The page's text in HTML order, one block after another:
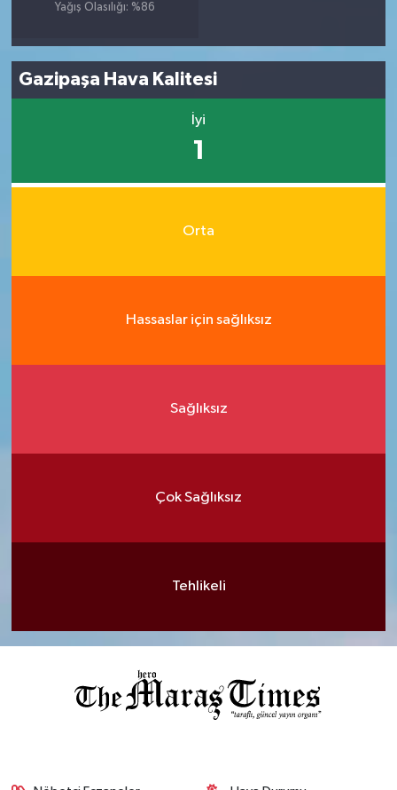
Yağış Olasılığı: %86
Gazipaşa Hava Kalitesi
İyi
1
Orta
Hassaslar için sağlıksız
Sağlıksız
Çok Sağlıksız
Tehlikeli